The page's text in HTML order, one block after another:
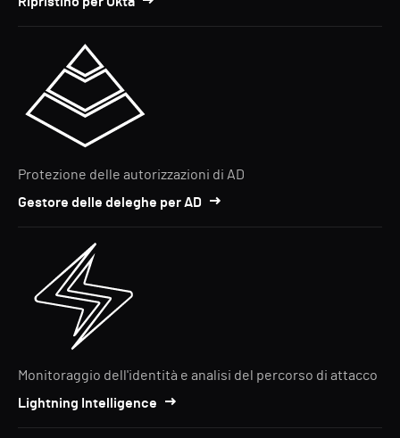
Protezione delle autorizzazioni di AD
Gestore delle deleghe per AD
Monitoraggio dell'identità e analisi del percorso di attacco
Lightning Intelligence